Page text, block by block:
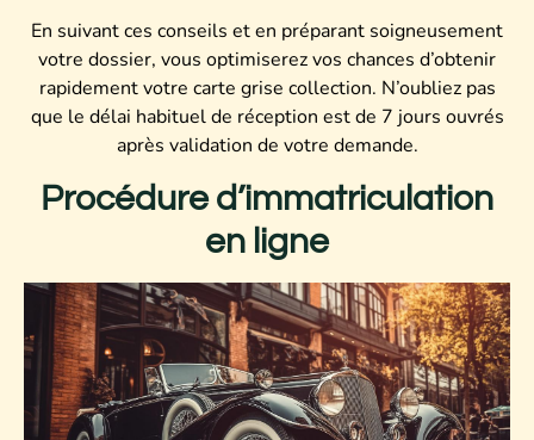
En suivant ces conseils et en préparant soigneusement
votre dossier, vous optimiserez vos chances d’obtenir
rapidement votre carte grise collection. N’oubliez pas
que le délai habituel de réception est de 7 jours ouvrés
après validation de votre demande.
Procédure d’immatriculation
en ligne